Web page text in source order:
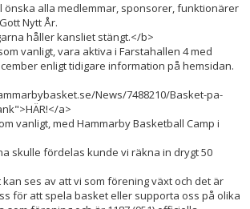
önska alla medlemmar, sponsorer, funktionärer
Nytt År.
håller kansliet stängt.</b>
vanligt, vara aktiva i Farstahallen 4 med
enligt tidigare information på hemsidan.
News/7488210/Basket-pa-
a>
vanligt, med Hammarby Basketball Camp i
skulle fördelas kunde vi räkna in drygt 50
ses av att vi som förening växt och det är
för att spela basket eller supporta oss på olika